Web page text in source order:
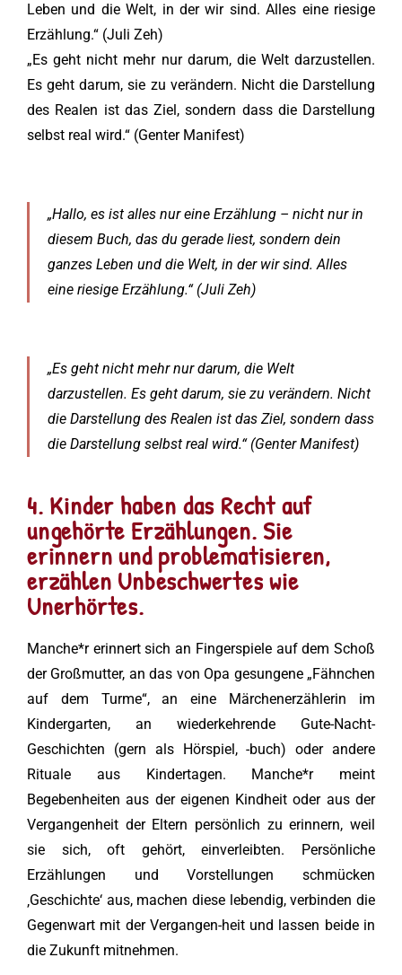
Leben und die Welt, in der wir sind. Alles eine riesige
Erzählung.“ (Juli Zeh)
„Es geht nicht mehr nur darum, die Welt darzustellen.
Es geht darum, sie zu verändern. Nicht die Darstellung
des Realen ist das Ziel, sondern dass die Darstellung
selbst real wird.“ (Genter Manifest)
„Hallo, es ist alles nur eine Erzählung – nicht nur in
diesem Buch, das du gerade liest, sondern dein
ganzes Leben und die Welt, in der wir sind. Alles
eine riesige Erzählung.“ (Juli Zeh)
„Es geht nicht mehr nur darum, die Welt
darzustellen. Es geht darum, sie zu verändern. Nicht
die Darstellung des Realen ist das Ziel, sondern dass
die Darstellung selbst real wird.“ (Genter Manifest)
4. Kinder haben das Recht auf
ungehörte Erzählungen. Sie
erinnern und problematisieren,
erzählen Unbeschwertes wie
Unerhörtes.
Manche*r erinnert sich an Fingerspiele auf dem Schoß
der Großmutter, an das von Opa gesungene „Fähnchen
auf dem Turme“, an eine Märchenerzählerin im
Kindergarten, an wiederkehrende Gute-Nacht-
Geschichten (gern als Hörspiel, -buch) oder andere
Rituale aus Kindertagen. Manche*r meint
Begebenheiten aus der eigenen Kindheit oder aus der
Vergangenheit der Eltern persönlich zu erinnern, weil
sie sich, oft gehört, einverleibten. Persönliche
Erzählungen und Vorstellungen schmücken
‚Geschichte‘ aus, machen diese lebendig, verbinden die
Gegenwart mit der Vergangen-heit und lassen beide in
die Zukunft mitnehmen.